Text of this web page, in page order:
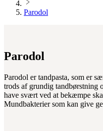
Parodol
Parodol
Parodol er tandpasta, som er
trods af grundig tandbørstning
have svært ved at bekæmpe
Mundbakterier som kan give